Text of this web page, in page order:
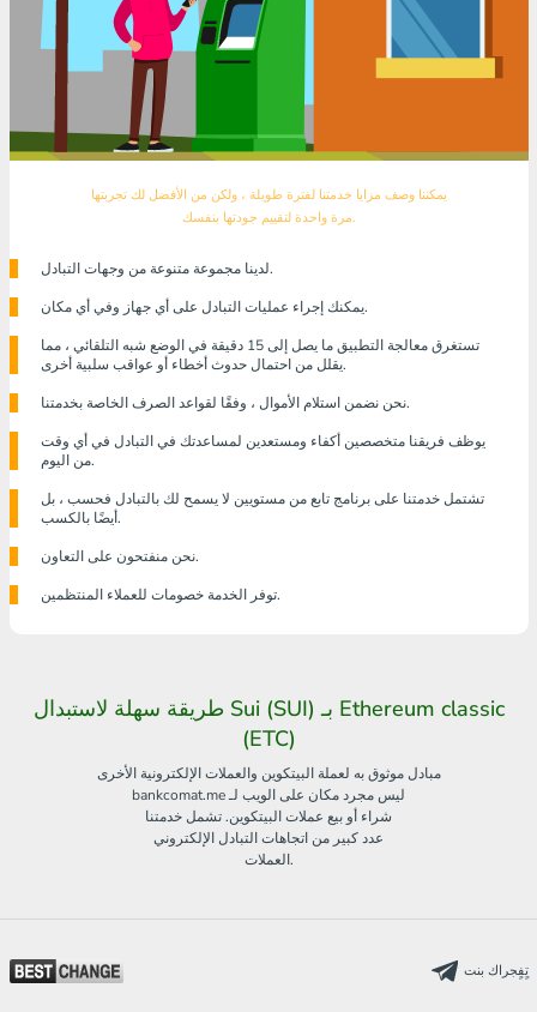
يمكننا وصف مزايا خدمتنا لفترة طويلة ، ولكن من الأفضل لك تجربتها
مرة واحدة لتقييم جودتها بنفسك.
لدينا مجموعة متنوعة من وجهات التبادل.
يمكنك إجراء عمليات التبادل على أي جهاز وفي أي مكان.
تستغرق معالجة التطبيق ما يصل إلى 15 دقيقة في الوضع شبه التلقائي ، مما
يقلل من احتمال حدوث أخطاء أو عواقب سلبية أخرى.
نحن نضمن استلام الأموال ، وفقًا لقواعد الصرف الخاصة بخدمتنا.
يوظف فريقنا متخصصين أكفاء ومستعدين لمساعدتك في التبادل في أي وقت
من اليوم.
تشتمل خدمتنا على برنامج تابع من مستويين لا يسمح لك بالتبادل فحسب ، بل
أيضًا بالكسب.
نحن منفتحون على التعاون.
توفر الخدمة خصومات للعملاء المنتظمين.
طريقة سهلة لاستبدال Sui (SUI) بـ Ethereum classic
(ETC)
مبادل موثوق به لعملة البيتكوين والعملات الإلكترونية الأخرى
bankcomat.me ليس مجرد مكان على الويب لـ
شراء أو بيع عملات البيتكوين. تشمل خدمتنا
عدد كبير من اتجاهات التبادل الإلكتروني
العملات.
تٍفٍجراك بنت